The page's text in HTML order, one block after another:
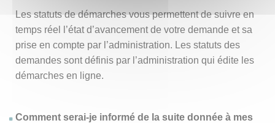
Les statuts de démarches vous permettent de suivre en
temps réel l’état d’avancement de votre demande et sa
prise en compte par l’administration. Les statuts des
demandes sont définis par l’administration qui édite les
démarches en ligne.
Comment serai-je informé de la suite donnée à mes